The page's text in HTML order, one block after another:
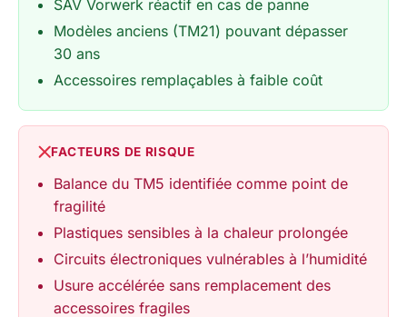
SAV Vorwerk réactif en cas de panne
Modèles anciens (TM21) pouvant dépasser
30 ans
Accessoires remplaçables à faible coût
FACTEURS DE RISQUE
Balance du TM5 identifiée comme point de
fragilité
Plastiques sensibles à la chaleur prolongée
Circuits électroniques vulnérables à l’humidité
Usure accélérée sans remplacement des
accessoires fragiles